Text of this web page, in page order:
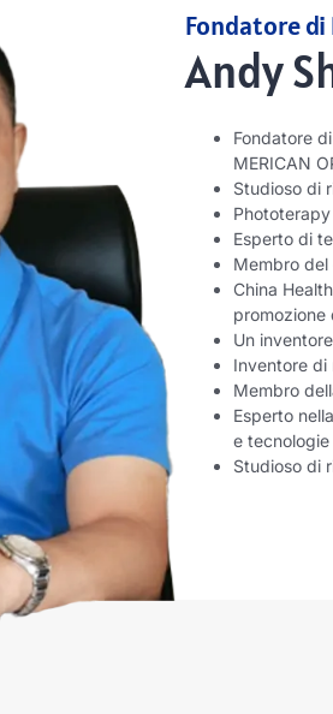
Fondatore di
Andy
Fondatore
MERICAN
Studioso di
Esperto di
Membro
China
promozione
Un
Inventore
Membro
Esperto
e tecnologie
Studioso di